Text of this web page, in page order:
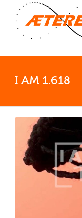
I AM 1.618